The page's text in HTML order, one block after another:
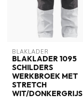
BLAKLADER
BLAKLADER 1095
SCHILDERS
WERKBROEK MET
STRETCH
WIT/DONKERGRIJS